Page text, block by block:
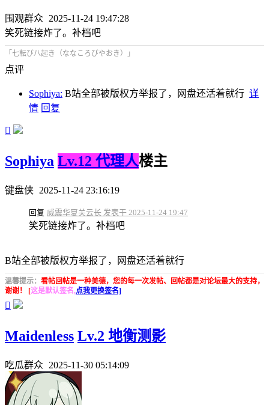
围观群众
2025-11-24 19:47:28
笑死链接炸了。补档吧
「七転び八起き（ななころびやおき）」
点评
Sophiya: B站全部被版权方举报了，网盘还活着就行 详
情 回复

Sophiya Lv.12 代理人楼主
键盘侠 2025-11-24 23:16:19
回复 威震华夏关云长 发表于 2025-11-24 19:47
笑死链接炸了。补档吧
B站全部被版权方举报了，网盘还活着就行
温馨提示： 看帖回帖是一种美德，您的每一次发帖、回帖都是对论坛最大的支持，
谢谢！ [这是默认签名,点我更换签名]

Maidenless Lv.2 地衡测影
吃瓜群众 2025-11-30 05:14:09